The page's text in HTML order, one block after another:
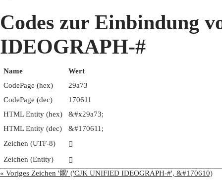
Codes zur Einbindung
IDEOGRAPH-#
Name
Wert
CodePage (hex)
29a73
CodePage (dec)
170611
HTML Entity (hex)
&#x29a73;
HTML Entity (dec)
&#170611;
Zeichen (UTF-8)
𩩳
Zeichen (Entity)
𩩳
« Voriges Zeichen '𩩲' ('CJK UNIFIED IDEOGRAPH-#', &#170610)